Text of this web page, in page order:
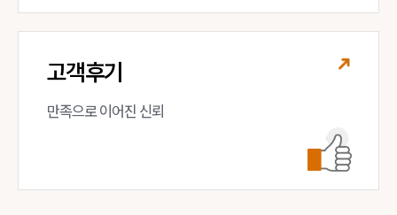
법률서식
뉴스레터/브로슈어
대륜법률상담예약
고객후기
만족으로 이어진 신뢰